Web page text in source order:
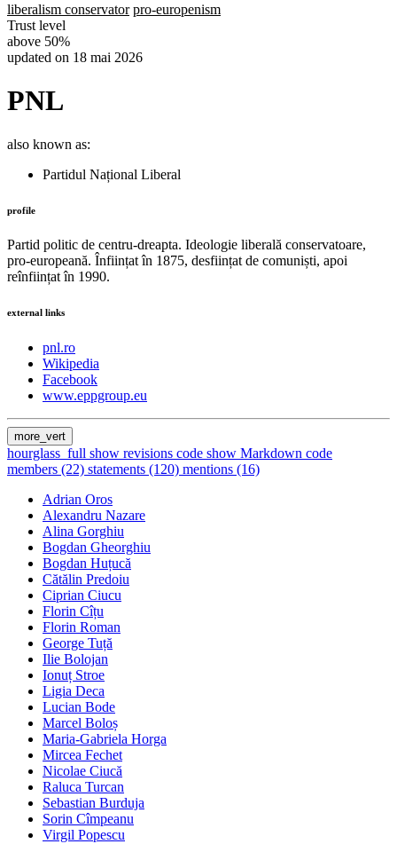
liberalism conservator pro-europenism
Trust level
above 50%
updated on 18 mai 2026
PNL
also known as:
Partidul Național Liberal
profile
Partid politic de centru-dreapta. Ideologie liberală conservatoare,
pro-europeană. Înființat în 1875, desființat de comuniști, apoi
reînființat în 1990.
external links
pnl.ro
Wikipedia
Facebook
www.eppgroup.eu
more_vert
hourglass_full show revisions code show Markdown code
members (22) statements (120) mentions (16)
Adrian Oros
Alexandru Nazare
Alina Gorghiu
Bogdan Gheorghiu
Bogdan Huțucă
Cătălin Predoiu
Ciprian Ciucu
Florin Cîțu
Florin Roman
George Tuță
Ilie Bolojan
Ionuț Stroe
Ligia Deca
Lucian Bode
Marcel Boloș
Maria-Gabriela Horga
Mircea Fechet
Nicolae Ciucă
Raluca Turcan
Sebastian Burduja
Sorin Cîmpeanu
Virgil Popescu